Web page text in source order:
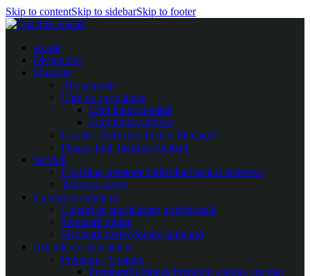
Skip to contentSkip to sidebarSkip to footer
Acasă
Despre noi
Magazin
Abonamente
Cărți de specialitate
Cărți limba română
Cărți limba engleza
Licențe „Software Tactics Manager”
Planșe, folii Taktifol Football
Servicii
Coaching-mentorat individual pentru antrenori
Training camps
Cursuri și seminarii
Cursuri de specializare profesională
Seminarii online
Seminarii perfecționare antrenori
Articole de specialitate
Premium / Gratuite
PremiumSecțiunea Premium conține cea mai